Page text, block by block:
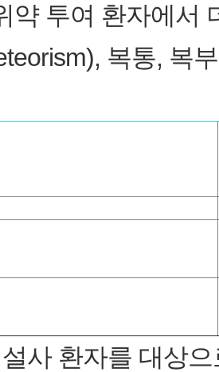
약 투여 환자에서
복통, 복
설사 환자를 대상